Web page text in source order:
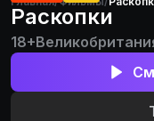
Раскопки
18+